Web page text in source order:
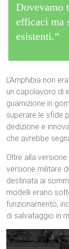
Dovevamo
efficaci ma
esistenti.”
L’Amphibia non
un capolavoro di
guarnizione in
superare le sfide
dedizione e
che avrebbe
Oltre alla
versione militare
destinata ai
modelli erano
funzionamento,
di salvataggio in